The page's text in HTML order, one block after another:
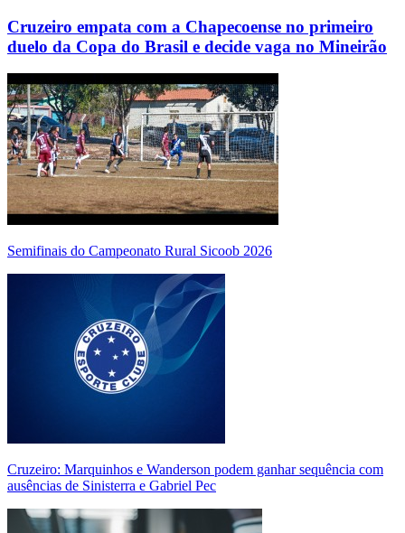
Cruzeiro empata com a Chapecoense no primeiro
duelo da Copa do Brasil e decide vaga no Mineirão
Semifinais do Campeonato Rural Sicoob 2026
Cruzeiro: Marquinhos e Wanderson podem ganhar sequência com
ausências de Sinisterra e Gabriel Pec